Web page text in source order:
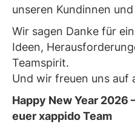
unseren Kundinnen
Wir sagen Danke für
Ideen,
Teamspirit.
Und wir freuen uns auf
Happy New Year 2026
euer xappido Team